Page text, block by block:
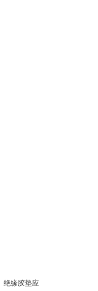
绝缘胶垫应